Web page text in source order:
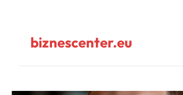
biznescenter.eu